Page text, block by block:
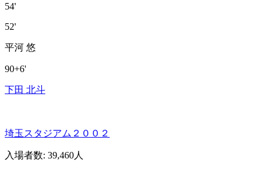
54'
52'
平河 悠
90+6'
下田 北斗
埼玉スタジアム２００２
入場者数: 39,460人